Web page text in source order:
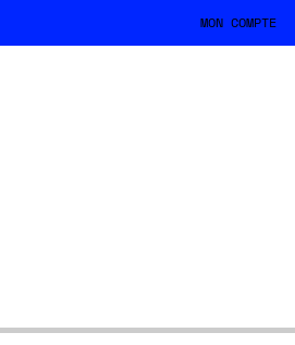
MON COMPTE